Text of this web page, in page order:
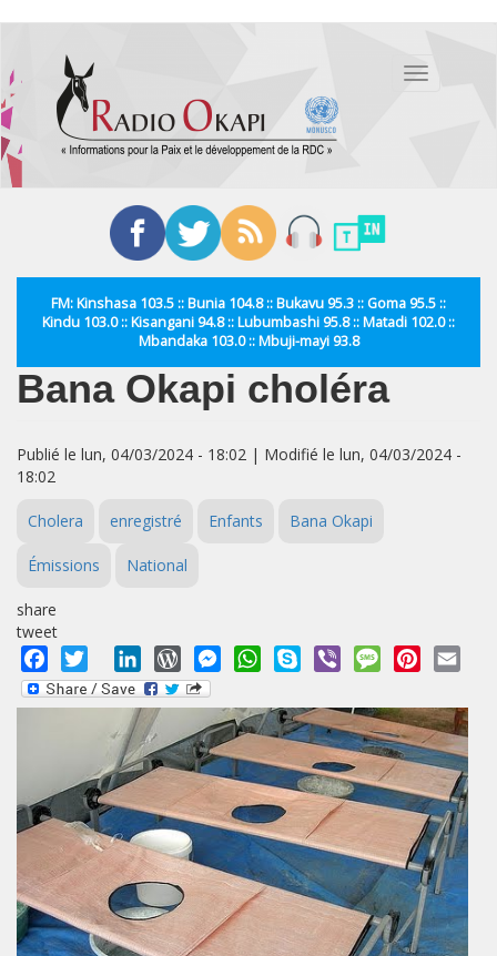
contenu
principal
Toggle
FM: Kinshasa 103.5 :: Bunia 104.8 :: Bukavu 95.3 :: Goma 95.5 ::
Kindu 103.0 :: Kisangani 94.8 :: Lubumbashi 95.8 :: Matadi 102.0 ::
Mbandaka 103.0 :: Mbuji-mayi 93.8
Bana Okapi choléra
Publié le lun, 04/03/2024 - 18:02 | Modifié le lun, 04/03/2024 -
18:02
Cholera enregistré Enfants Bana Okapi
Émissions National
share
tweet
Facebook
Twitter LinkedInWordPressMessengerWhatsApp
Skype Viber MessagePinterest